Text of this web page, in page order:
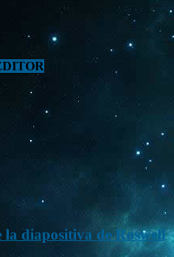
diapositiva de Roswell